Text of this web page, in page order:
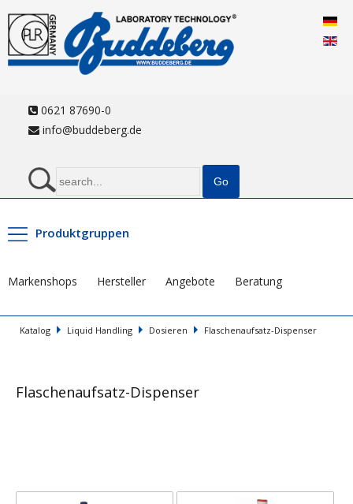
0621 87690-0
info@buddeberg.de
Produktgruppen
Markenshops Hersteller Angebote Beratung
Katalog Liquid Handling Dosieren Flaschenaufsatz-Dispenser
Flaschenaufsatz-Dispenser